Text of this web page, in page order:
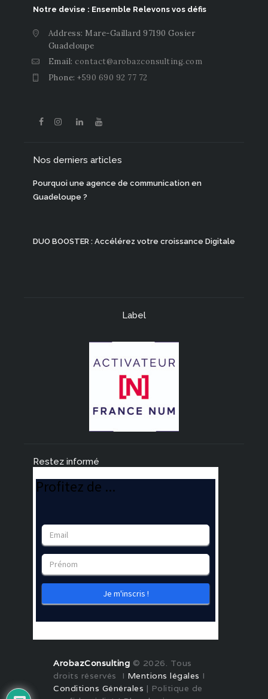
Notre devise : Ensemble Relevons vos défis
Address: Mare-Gaillard 97190 Gosier
Guadeloupe
Email: contact@arobazconsulting.com
Phone:+590 690 92 77 72
Nos derniers articles
Pourquoi une agence de communication en
Guadeloupe ?
DUO BOOSTER : Accélérez votre croissance Digitale
Label
Restez informé
ArobazConsulting © 2026. Tous
droits réservés I Mentions légales I
Conditions Générales | Politique de